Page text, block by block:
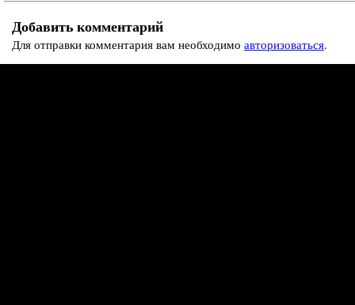
Добавить комментарий
Для отправки комментария вам необходимо авторизоваться.